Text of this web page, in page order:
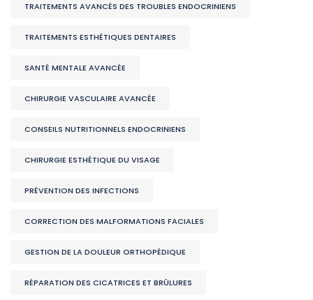
TRAITEMENTS AVANCÉS DES TROUBLES ENDOCRINIENS
TRAITEMENTS ESTHÉTIQUES DENTAIRES
SANTÉ MENTALE AVANCÉE
CHIRURGIE VASCULAIRE AVANCÉE
CONSEILS NUTRITIONNELS ENDOCRINIENS
CHIRURGIE ESTHÉTIQUE DU VISAGE
PRÉVENTION DES INFECTIONS
CORRECTION DES MALFORMATIONS FACIALES
GESTION DE LA DOULEUR ORTHOPÉDIQUE
RÉPARATION DES CICATRICES ET BRÛLURES